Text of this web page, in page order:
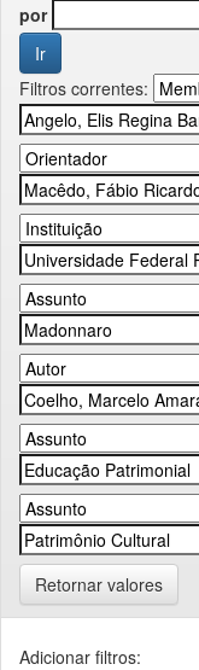
por
Filtros correntes:
Retornar valores
Adicionar filtros: